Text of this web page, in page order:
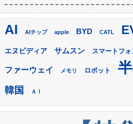
AI AIチップ apple BYD CATL
エヌビディア サムスン スマートフォ
ファーウェイ メモリ ロボット
韓国 ＡＩ